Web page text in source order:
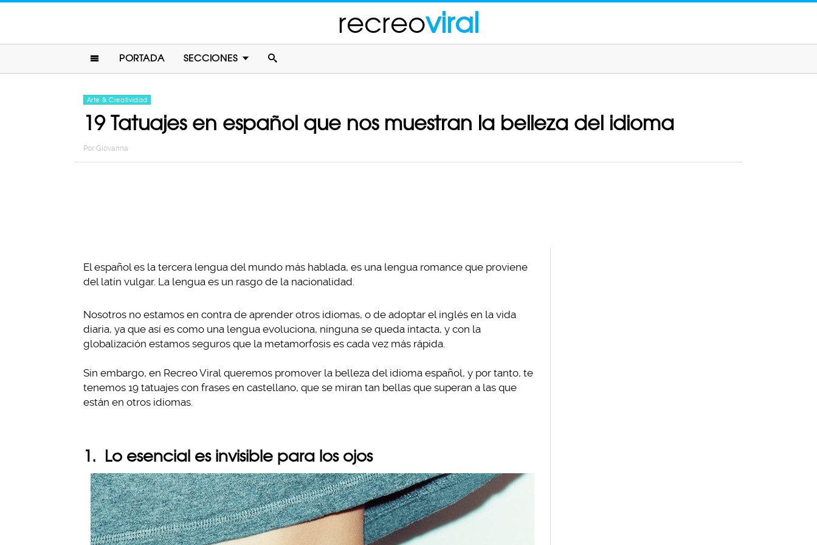
recreoviral
PORTADA SECCIONES
Arte & Creatividad
19 Tatuajes en español que nos muestran la belleza del idioma
Por Giovanna
El español es la tercera lengua del mundo más hablada, es una lengua romance que proviene
del latín vulgar. La lengua es un rasgo de la nacionalidad.
Nosotros no estamos en contra de aprender otros idiomas, o de adoptar el inglés en la vida
diaria, ya que así es como una lengua evoluciona, ninguna se queda intacta, y con la
globalización estamos seguros que la metamorfosis es cada vez más rápida.
Sin embargo, en Recreo Viral queremos promover la belleza del idioma español, y por tanto, te
tenemos 19 tatuajes con frases en castellano, que se miran tan bellas que superan a las que
están en otros idiomas.
1. Lo esencial es invisible para los ojos